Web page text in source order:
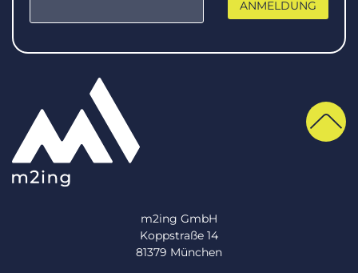
m2ing GmbH
Koppstraße 14
81379 München